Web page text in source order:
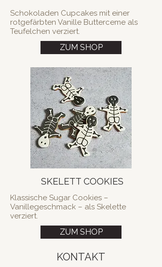
Schokoladen Cupcakes mit einer
rotgefärbten Vanille Butterceme als
Teufelchen verziert.
ZUM SHOP
SKELETT COOKIES
Klassische Sugar Cookies –
Vanillegeschmack – als Skelette
verziert.
ZUM SHOP
KONTAKT